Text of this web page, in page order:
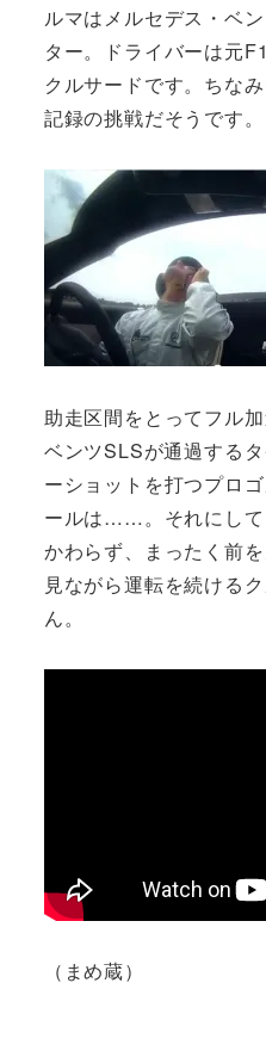
ルマはメルセデス・ベ
ター。ドライバーは元
クルサードです。ちな
記録の挑戦だそうです。
助走区間をとってフル
ベンツSLSが通過する
ーショットを打つプロ
ールは……。それにして
かわらず、まったく前
見ながら運転を続ける
ん。
（まめ蔵）